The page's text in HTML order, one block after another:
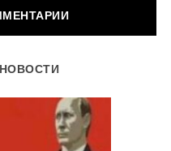
Обязательные поля